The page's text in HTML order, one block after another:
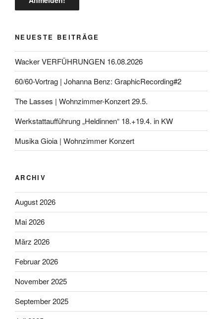
NEUESTE BEITRÄGE
Wacker VERFÜHRUNGEN 16.08.2026
60/60-Vortrag | Johanna Benz: GraphicRecording#2
The Lasses | Wohnzimmer-Konzert 29.5.
Werkstattaufführung „Heldinnen“ 18.+19.4. in KW
Musika Gioia | Wohnzimmer Konzert
ARCHIV
August 2026
Mai 2026
März 2026
Februar 2026
November 2025
September 2025